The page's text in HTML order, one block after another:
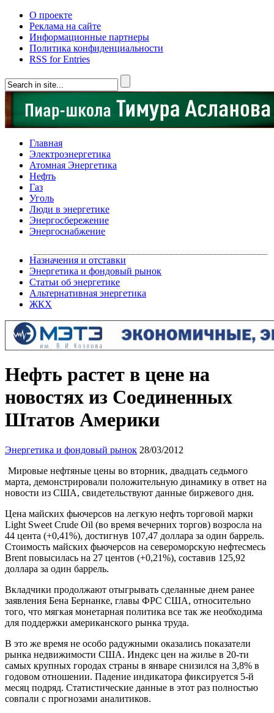
О проекте
Реклама на сайте
Информационные партнеры
Политика конфиденциальности
RSS for Entries
Главная
Электроэнергетика
Атомная Энергетика
Нефть
Газ
Уголь
Люди в энергетике
Энергосбережение
Энергоснабжение
Назначения и отставки
Энергетика и фондовый рынок
Статьи об энергетике
Альтернативная энергетика
ЖКХ
Нефть растет в цене на
новостях из Соединенных
Штатов Америки
Энергетика и фондовый рынок 28/03/2012
Мировые нефтяные цены во вторник, двадцать седьмого
марта, демонстрировали положительную динамику в ответ на
новости из США, свидетельствуют данные биржевого дня.
Цена майских фьючерсов на легкую нефть торговой марки
Light Sweet Crude Oil (во время вечерних торгов) возросла на
44 цента (+0,41%), достигнув 107,47 доллара за один баррель.
Стоимость майских фьючерсов на североморскую нефтесмесь
Brent повысилась на 27 центов (+0,21%), составив 125,92
доллара за один баррель.
Вкладчики продолжают отыгрывать сделанные днем ранее
заявления Бена Бернанке, главы ФРС США, относительно
того, что мягкая монетарная политика все так же необходима
для поддержки американского рынка труда.
В это же время не особо радужными оказались показатели
рынка недвижимости США. Индекс цен на жилье в 20-ти
самых крупных городах страны в январе снизился на 3,8% в
годовом отношении. Падение индикатора фиксируется 5-й
месяц подряд. Статистические данные в этот раз полностью
совпали с прогнозами аналитиков.